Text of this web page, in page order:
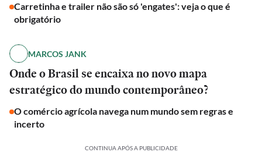
Carretinha e trailer não são só 'engates': veja o que é
obrigatório
MARCOS JANK
Onde o Brasil se encaixa no novo mapa
estratégico do mundo contemporâneo?
O comércio agrícola navega num mundo sem regras e
incerto
CONTINUA APÓS A PUBLICIDADE